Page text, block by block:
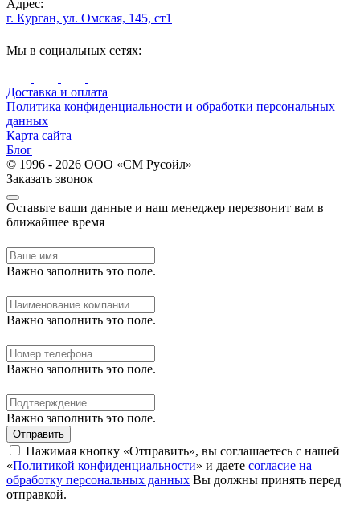
Адрес:
г. Курган, ул. Омская, 145, ст1
Мы в социальных сетях:
Доставка и оплата
Политика конфиденциальности и обработки персональных
данных
Карта сайта
Блог
© 1996 - 2026 ООО «СМ Русойл»
Заказать звонок
Оставьте ваши данные и наш менеджер перезвонит вам в
ближайшее время
Важно заполнить это поле.
Важно заполнить это поле.
Важно заполнить это поле.
Важно заполнить это поле.
Отправить
Нажимая кнопку «Отправить», вы соглашаетесь с нашей
«Политикой конфиденциальности» и даете согласие на
обработку персональных данных Вы должны принять перед
отправкой.